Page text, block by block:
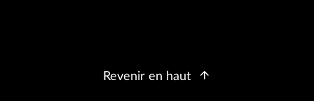
Revenir en haut